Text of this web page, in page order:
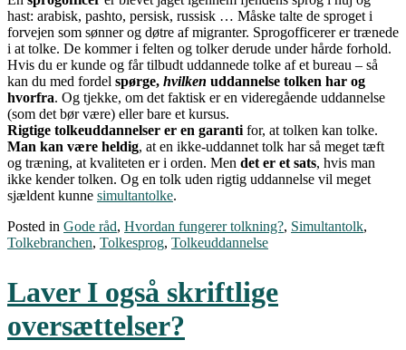
hast: arabisk, pashto, persisk, russisk … Måske talte de sproget i
forvejen som sønner og døtre af migranter. Sprogofficerer er trænede
i at tolke. De kommer i felten og tolker derude under hårde forhold.
Hvis du er kunde og får tilbudt uddannede tolke af et bureau – så
kan du med fordel spørge, hvilken uddannelse tolken har og
hvorfra. Og tjekke, om det faktisk er en videregående uddannelse
(som det bør være) eller bare et kursus.
Rigtige tolkeuddannelser er en garantifor, at tolken kan tolke.
Man kan være heldig, at en ikke-uddannet tolk har så meget tæft
og træning, at kvaliteten er i orden. Men det er et sats, hvis man
ikke kender tolken. Og en tolk uden rigtig uddannelse vil meget
sjældent kunne simultantolke.
Posted in Gode råd, Hvordan fungerer tolkning?, Simultantolk,
Tolkebranchen, Tolkesprog, Tolkeuddannelse
Laver I også skriftlige
oversættelser?